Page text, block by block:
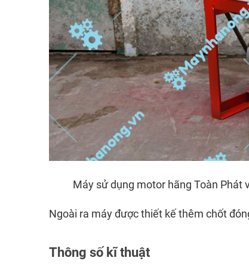
Máy sử dụng motor hãng Toàn Phát
Ngoài ra máy được thiết kế thêm chốt
Thông số kĩ thuật